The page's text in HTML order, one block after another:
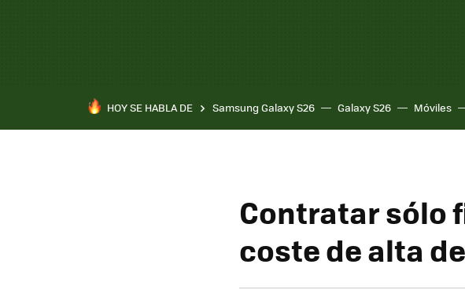
HOY SE HABLA DE Samsung Galaxy S26 Galaxy S26 Móviles
Contratar sólo
coste de alta